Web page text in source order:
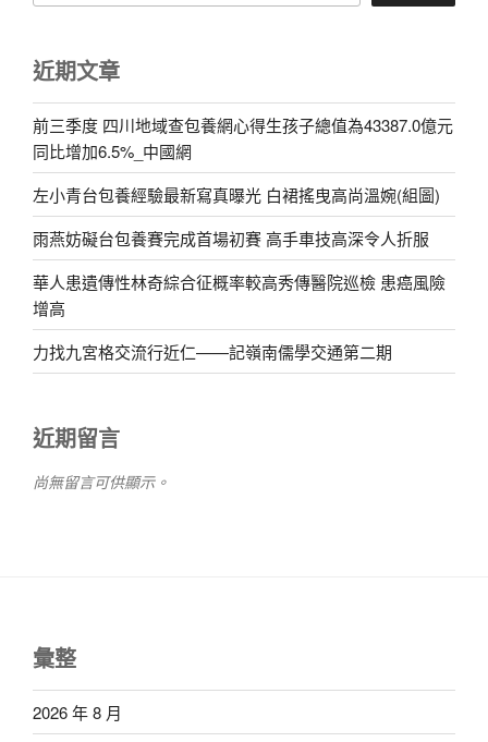
近期文章
前三季度 四川地域查包養網心得生孩子總值為43387.0億元
同比增加6.5%_中國網
左小青台包養經驗最新寫真曝光 白裙搖曳高尚溫婉(組圖)
雨燕妨礙台包養賽完成首場初賽 高手車技高深令人折服
華人患遺傳性林奇綜合征概率較高秀傳醫院巡檢 患癌風險
增高
力找九宮格交流行近仁——記嶺南儒學交通第二期
近期留言
尚無留言可供顯示。
彙整
2026 年 8 月